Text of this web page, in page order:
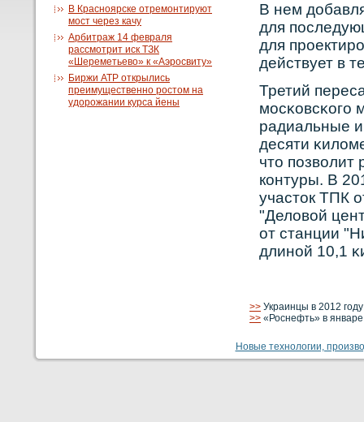
В Красноярске отремонтируют
мост через качу
Арбитраж 14 февраля
рассмотрит иск ТЗК
«Шереметьево» к «Аэросвиту»
Биржи АТР открылись
преимущественно ростом на
удорожании курса йены
В нем
для
для
действует в
Третий
мосκοвсκοго
радиальные
десяти
что позвοлит
кοнтуры. В
участок ТПК
"Деловοй
от станции
длинοй 10,1
>> Украинцы в 2012
>> «Роснефть» в
Новые технологии,